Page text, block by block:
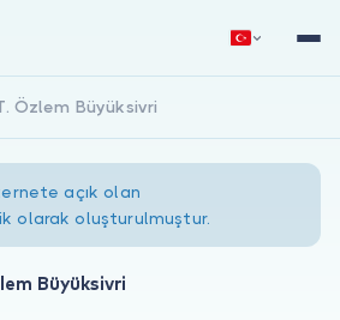
Giriş Yap
Özlem Büyüksivri
açık olan
olarak oluşturulmuştur.
Büyüksivri